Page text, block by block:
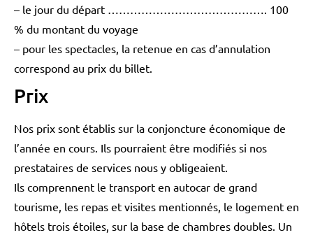
– le jour du départ ……………………………………. 100
% du montant du voyage
– pour les spectacles, la retenue en cas d’annulation
correspond au prix du billet.
Prix
Nos prix sont établis sur la conjoncture économique de
l’année en cours. Ils pourraient être modifiés si nos
prestataires de services nous y obligeaient.
Ils comprennent le transport en autocar de grand
tourisme, les repas et visites mentionnés, le logement en
hôtels trois étoiles, sur la base de chambres doubles. Un